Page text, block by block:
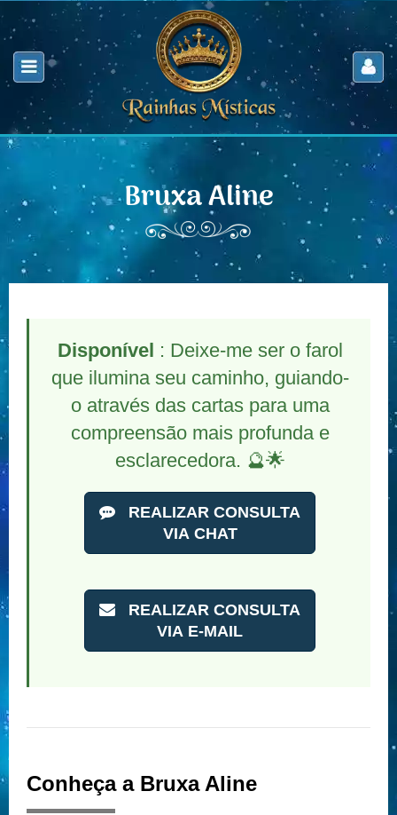
Bruxa Aline
Disponível : Deixe-me ser o farol
que ilumina seu caminho, guiando-
o através das cartas para uma
compreensão mais profunda e
esclarecedora. 🔮🌟
REALIZAR CONSULTA
VIA CHAT
REALIZAR CONSULTA
VIA E-MAIL
Conheça a Bruxa Aline